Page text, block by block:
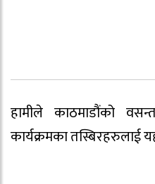
हामीले काठमाडौंको
कार्यक्रमका तस्बिरहरुलाई